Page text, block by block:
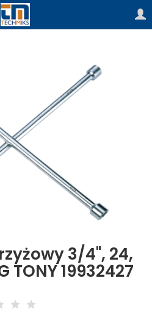
3/4", 24,
TONY 19932427